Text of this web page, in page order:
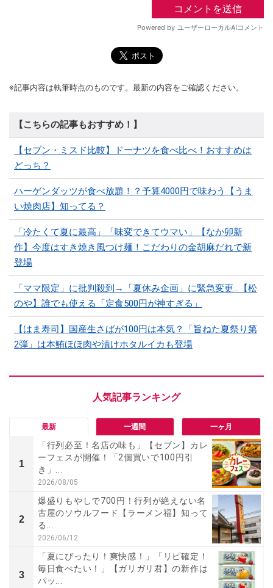
※記事内容は執筆時点のものです。最新の内容をご確認ください。
【こちらの記事もおすすめ！】
【セブン・ミスド比較】ドーナツを食べ比べ！おすすめは
どっち？
ハーゲンダッツが食べ放題！？予算4000円で味わう【うま
い焼肉店】知ってる？
「冷たくて夏に最高」「味変できてウマい」【なか卯新
作】今度はすき焼き風つけ麺！こだわりの金胡麻だれで新
登場
「ママ限定」に批判殺到→「夏休み企画」に緊急変更…【松
のや】誰でも使える「定食500円が神すぎる」
【はま寿司】国産生さばが100円は本気？「旨ねた夏祭り第
2弾」は本鮪ほほ肉や漬けホタルイカも登場
最新 一週間 一ヶ月
1
「行列必至！名店の味も」【セブン】カレ
ーフェスが開催！「2個買いで100円引
き」...
2026/08/05
2
爆盛りもやしで700円！行列が絶えない名
古屋のソウルフード【ラーメン福】知って
る...
2026/06/12
3
「夏にぴったり！爽快感！」「リピ確定！
毎日食べたい！」【ガリガリ君】の新作は
パッ...